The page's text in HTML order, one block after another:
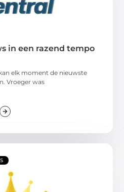
in een razend tempo
elk moment de nieuwste
Vroeger was